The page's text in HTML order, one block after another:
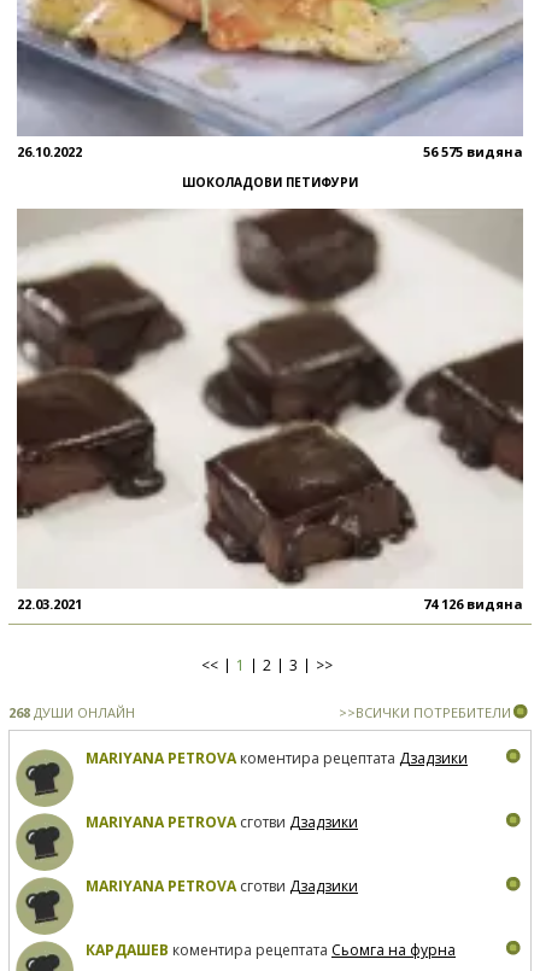
26.10.2022 56 575 видяна
ШОКОЛАДОВИ ПЕТИФУРИ
22.03.2021 74 126 видяна
<< 1 2 3 >>
268 ДУШИ ОНЛАЙН >>ВСИЧКИ ПОТРЕБИТЕЛИ
MARIYANA PETROVAкоментира рецептата Дзадзики
MARIYANA PETROVAсготви Дзадзики
MARIYANA PETROVAсготви Дзадзики
КАРДАШЕВ коментира рецептата Сьомга на фурна